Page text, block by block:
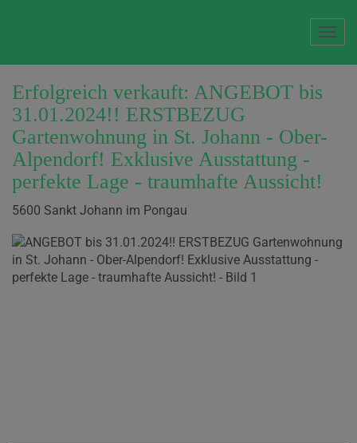
Erfolgreich verkauft: ANGEBOT bis
31.01.2024!! ERSTBEZUG
Gartenwohnung in St. Johann - Ober-
Alpendorf! Exklusive Ausstattung -
perfekte Lage - traumhafte Aussicht!
5600 Sankt Johann im Pongau